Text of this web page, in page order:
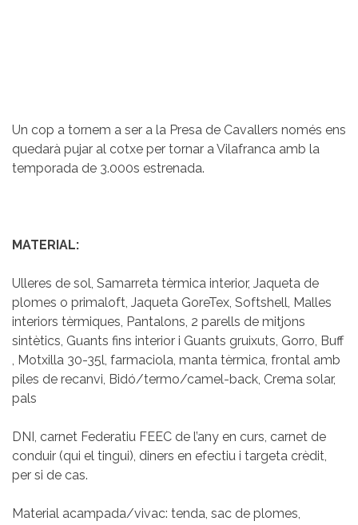
Un cop a tornem a ser a la Presa de Cavallers només ens
quedarà pujar al cotxe per tornar a Vilafranca amb la
temporada de 3.000s estrenada.
MATERIAL:
Ulleres de sol, Samarreta tèrmica interior, Jaqueta de
plomes o primaloft, Jaqueta GoreTex, Softshell, Malles
interiors tèrmiques, Pantalons, 2 parells de mitjons
sintètics, Guants fins interior i Guants gruixuts, Gorro, Buff
, Motxilla 30-35l, farmaciola, manta tèrmica, frontal amb
piles de recanvi, Bidó/termo/camel-back, Crema solar,
pals
DNI, carnet Federatiu FEEC de l’any en curs, carnet de
conduir (qui el tingui), diners en efectiu i targeta crèdit,
per si de cas.
Material acampada/vivac: tenda, sac de plomes,